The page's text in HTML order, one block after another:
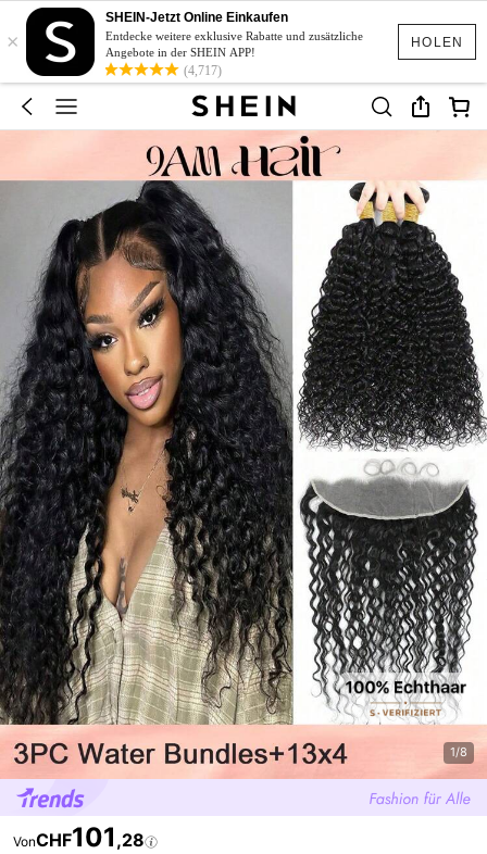
HOLEN
×
SHEIN-Jetzt Online Einkaufen
Entdecke weitere exklusive Rabatte und zusätzliche
Angebote in der SHEIN APP!
(4,717)
1/8
VonCHF101 ,28